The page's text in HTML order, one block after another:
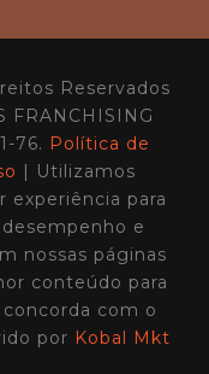
Reservados
FRANCHISING
76. Política de
| Utilizamos
experiência para
e
nossas páginas
conteúdo para
com o
por Kobal Mkt